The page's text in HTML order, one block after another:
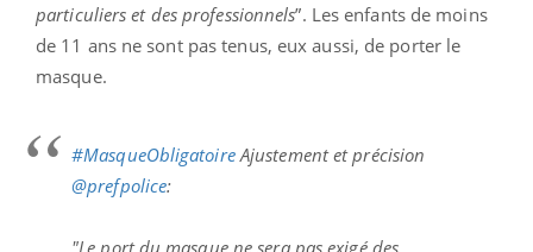
particuliers et des professionnels”. Les enfants de moins
de 11 ans ne sont pas tenus, eux aussi, de porter le
masque.
#MasqueObligatoireAjustement et précision
@prefpolice:
"Le port du masque ne sera pas exigé des